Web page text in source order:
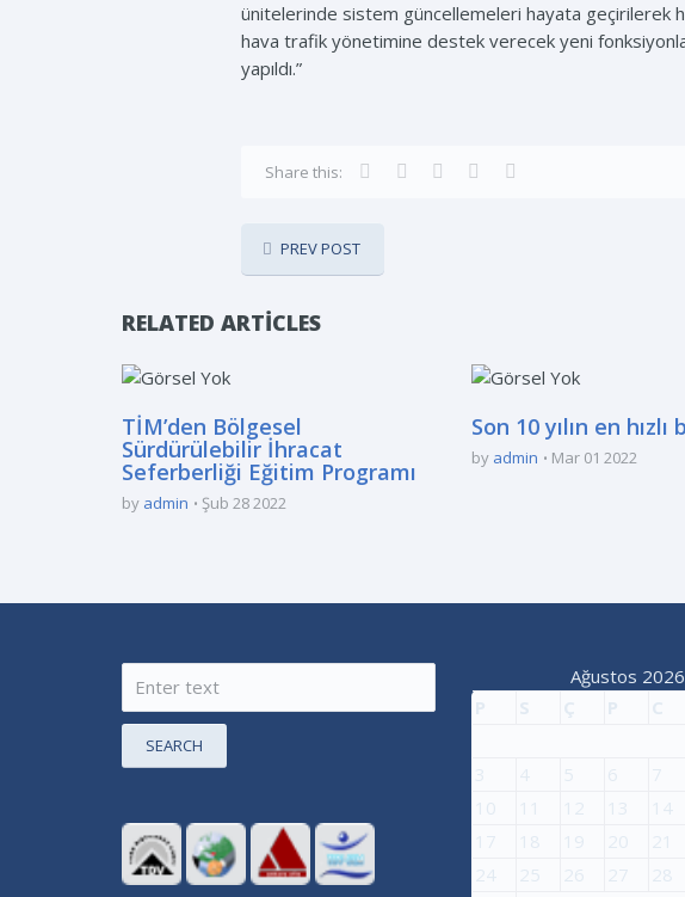
ünitelerinde sistem güncellemeleri hayata geçirilerek
hava trafik yönetimine destek verecek yeni fonksiyonlar
yapıldı.”
Share this:
PREV POST
RELATED ARTICLES
TİM’den Bölgesel
Sürdürülebilir İhracat
Seferberliği Eğitim Programı
by admin Şub 28 2022
Son 10 yılın en
by admin Mar 01 2022
SEARCH
Ağustos 2026
P
S Ç P C
3
4 5 6 7
10
11 12 13 14
17
18 19 20 21
24
25 26 27 28